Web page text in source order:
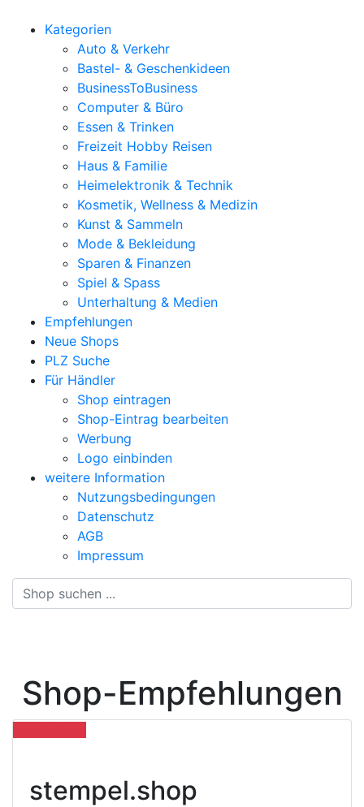
Kategorien
Auto & Verkehr
Bastel- & Geschenkideen
BusinessToBusiness
Computer & Büro
Essen & Trinken
Freizeit Hobby Reisen
Haus & Familie
Heimelektronik & Technik
Kosmetik, Wellness & Medizin
Kunst & Sammeln
Mode & Bekleidung
Sparen & Finanzen
Spiel & Spass
Unterhaltung & Medien
Empfehlungen
Neue Shops
PLZ Suche
Für Händler
Shop eintragen
Shop-Eintrag bearbeiten
Werbung
Logo einbinden
weitere Information
Nutzungsbedingungen
Datenschutz
AGB
Impressum
Shop-Empfehlungen
stempel.shop